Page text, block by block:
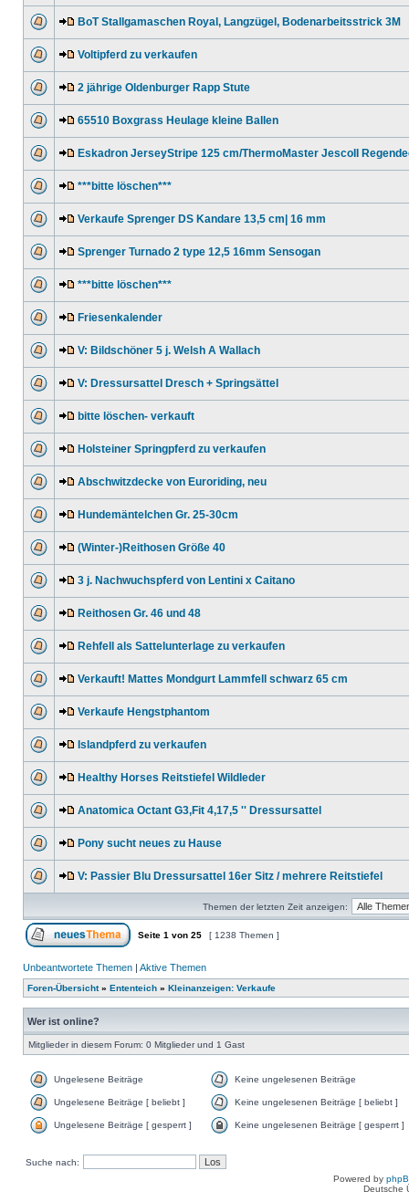
BoT Stallgamaschen Royal, Langzügel, Bodenarbeitsstrick 3M
Voltipferd zu verkaufen
2 jährige Oldenburger Rapp Stute
65510 Boxgrass Heulage kleine Ballen
Eskadron JerseyStripe 125 cm/ThermoMaster JescoII
***bitte löschen***
Verkaufe Sprenger DS Kandare 13,5 cm| 16 mm
Sprenger Turnado 2 type 12,5 16mm Sensogan
***bitte löschen***
Friesenkalender
V: Bildschöner 5 j. Welsh A Wallach
V: Dressursattel Dresch + Springsättel
bitte löschen- verkauft
Holsteiner Springpferd zu verkaufen
Abschwitzdecke von Euroriding, neu
Hundemäntelchen Gr. 25-30cm
(Winter-)Reithosen Größe 40
3 j. Nachwuchspferd von Lentini x Caitano
Reithosen Gr. 46 und 48
Rehfell als Sattelunterlage zu verkaufen
Verkauft! Mattes Mondgurt Lammfell schwarz 65 cm
Verkaufe Hengstphantom
Islandpferd zu verkaufen
Healthy Horses Reitstiefel Wildleder
Anatomica Octant G3,Fit 4,17,5 '' Dressursattel
Pony sucht neues zu Hause
V: Passier Blu Dressursattel 16er Sitz / mehrere Reitstiefel
Themen der letzten Zeit anzeigen:
Seite 1 von 25 [ 1238 Themen ]
Unbeantwortete Themen | Aktive Themen
Foren-Übersicht» Ententeich » Kleinanzeigen: Verkaufe
Wer ist online?
Mitglieder in diesem Forum: 0 Mitglieder und 1 Gast
Ungelesene Beiträge Keine ungelesenen Beiträge
Ungelesene Beiträge [ beliebt ] Keine ungelesenen Beiträge [ beliebt ]
Ungelesene Beiträge [ gesperrt ] Keine ungelesenen Beiträge [ gesperrt ]
Suche nach:
Powered by
Deutsche